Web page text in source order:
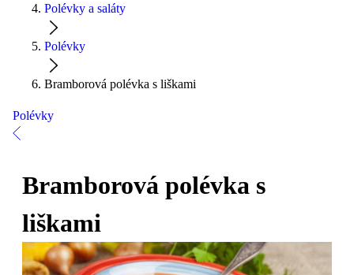
Polévky a saláty
Polévky
Bramborová polévka s liškami
Polévky
Bramborová polévka s
liškami